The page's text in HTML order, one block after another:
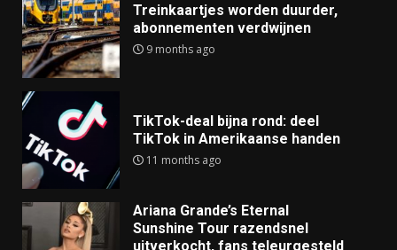
Treinkaartjes worden duurder,
abonnementen verdwijnen
9 months ago
TikTok-deal bijna rond: deel
TikTok in Amerikaanse handen
11 months ago
Ariana Grande’s Eternal
Sunshine Tour razendsnel
uitverkocht, fans teleurgesteld